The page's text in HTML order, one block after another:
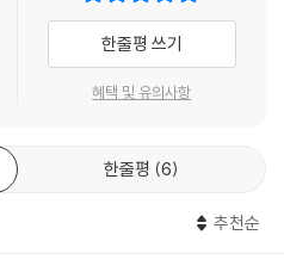
한줄평 쓰기
혜택 및 유의사항
한줄평 6
추천순